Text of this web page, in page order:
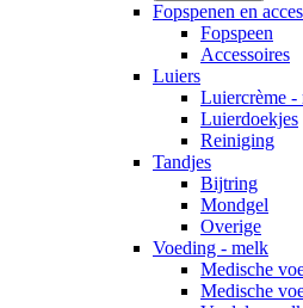
Fopspenen en
Fopspeen
Accessoires
Luiers
Luiercrème -
Luierdoekjes
Reiniging
Tandjes
Bijtring
Mondgel
Overige
Voeding - melk
Medische
Medische